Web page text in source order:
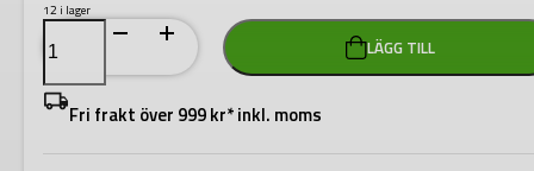
12 i lager
Ringspärrnyckel
omställbar
23mm
NEO
Tools
mängd
LÄGG TILL
Fri frakt över 999 kr* inkl. moms